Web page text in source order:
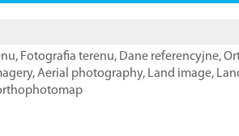
, Fotografia terenu, Dane referencyjne,
,Aerial photography, Land image,